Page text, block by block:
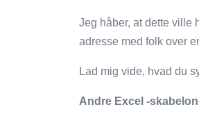
Jeg håber, at dette
adresse med folk over
Lad mig vide, hvad du
Andre Excel -